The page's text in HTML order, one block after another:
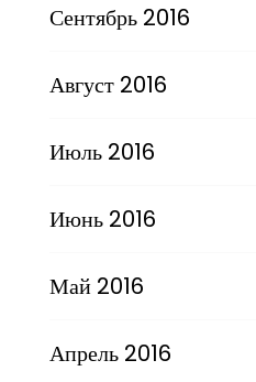
Сентябрь 2016
Август 2016
Июль 2016
Июнь 2016
Май 2016
Апрель 2016